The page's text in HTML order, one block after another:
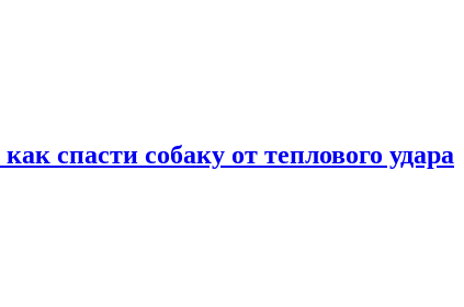
спасти собаку от теплового удара